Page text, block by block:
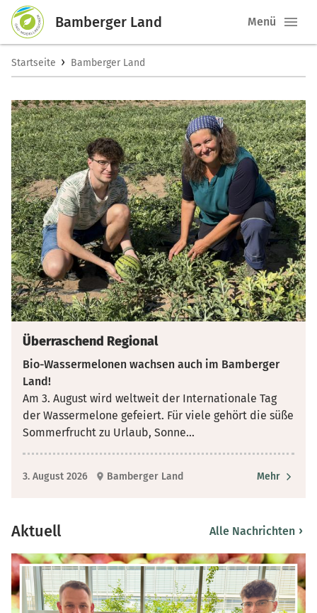
Bamberger Land Menü
Startseite › Bamberger Land
Überraschend Regional
Bio-Wassermelonen wachsen auch im Bamberger
Land!
Am 3. August wird weltweit der Internationale Tag
der Wassermelone gefeiert. Für viele gehört die süße
Sommerfrucht zu Urlaub, Sonne...
3. August 2026 Bamberger Land Mehr
Aktuell Alle Nachrichten ›